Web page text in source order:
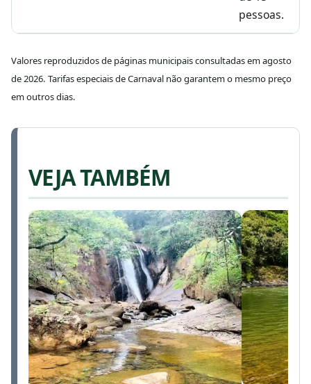
pessoas.
Valores reproduzidos de páginas municipais consultadas em agosto
de 2026. Tarifas especiais de Carnaval não garantem o mesmo preço
em outros dias.
VEJA TAMBÉM